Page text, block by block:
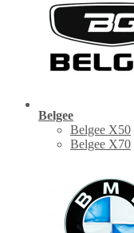
Belgee
Belgee X50
Belgee X70